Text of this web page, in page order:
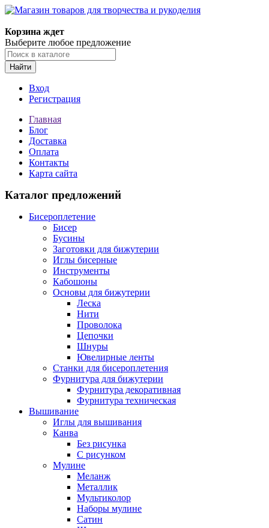
Корзина ждет
Выберите любое предложение
Найти
Вход
Регистрация
Главная
Блог
Доставка
Оплата
Контакты
Карта сайта
Каталог предложений
Бисероплетение
Бисер
Бусины
Заготовки для бижутерии
Иглы бисерные
Инструменты
Кабошоны
Основы для бижутерии
Леска
Нити
Проволока
Цепочки
Шнуры
Ювелирные ленты
Станки для бисероплетения
Фурнитура для бижутерии
Фурнитура декоративная
Фурнитура техническая
Вышивание
Иглы для вышивания
Канва
Без рисунка
С рисунком
Мулине
Меланж
Металлик
Мультиколор
Наборы мулине
Сатин